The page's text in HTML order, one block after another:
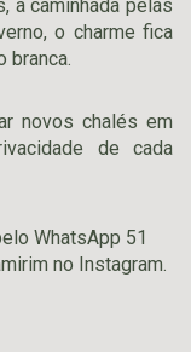
a caminhada pelas
o charme fica
branca.
novos chalés em
de cada
WhatsApp 51
no Instagram.